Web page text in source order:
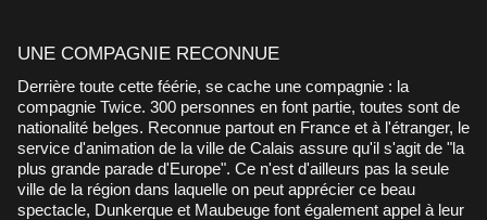
UNE COMPAGNIE RECONNUE
Derrière toute cette féérie, se cache une compagnie : la
compagnie Twice. 300 personnes en font partie, toutes sont de
nationalité belges. Reconnue partout en France et à l'étranger, le
service d'animation de la ville de Calais assure qu'il s'agit de "la
plus grande parade d'Europe". Ce n'est d'ailleurs pas la seule
ville de la région dans laquelle on peut apprécier ce beau
spectacle, Dunkerque et Maubeuge font également appel à leur